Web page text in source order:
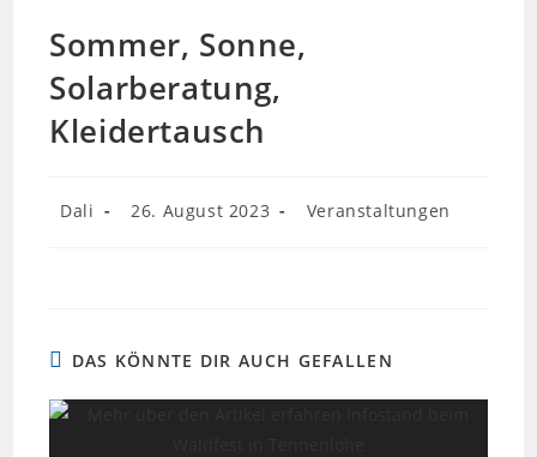
Sommer, Sonne,
Solarberatung,
Kleidertausch
Beitrags-
Dali
Beitrag
veröffentlicht:
26. August 2023
Beitrags-
Veranstaltungen
DAS KÖNNTE DIR AUCH GEFALLEN